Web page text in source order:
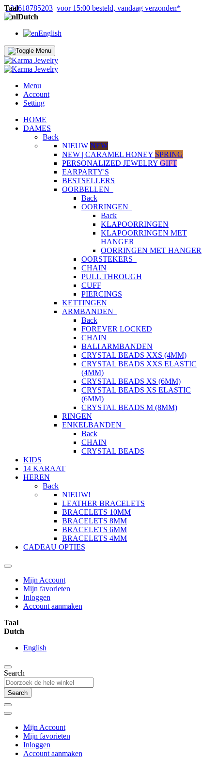
+31618785203 voor 15:00 besteld, vandaag verzonden*
Taal
Dutch
English
Menu
Account
Setting
HOME
DAMES
Back
NIEUW NEW
NEW | CARAMEL HONEY SPRING
PERSONALIZED JEWELRY GIFT
EARPARTY'S
BESTSELLERS
OORBELLEN
Back
OORRINGEN
Back
KLAPOORRINGEN
KLAPOORRINGEN MET
HANGER
OORRINGEN MET HANGER
OORSTEKERS
CHAIN
PULL THROUGH
CUFF
PIERCINGS
KETTINGEN
ARMBANDEN
Back
FOREVER LOCKED
CHAIN
BALI ARMBANDEN
CRYSTAL BEADS XXS (4MM)
CRYSTAL BEADS XXS ELASTIC
(4MM)
CRYSTAL BEADS XS (6MM)
CRYSTAL BEADS XS ELASTIC
(6MM)
CRYSTAL BEADS M (8MM)
RINGEN
ENKELBANDEN
Back
CHAIN
CRYSTAL BEADS
KIDS
14 KARAAT
HEREN
Back
NIEUW!
LEATHER BRACELETS
BRACELETS 10MM
BRACELETS 8MM
BRACELETS 6MM
BRACELETS 4MM
CADEAU OPTIES
Mijn Account
Mijn favorieten
Inloggen
Account aanmaken
Taal
Dutch
English
Search
Search
Mijn Account
Mijn favorieten
Inloggen
Account aanmaken